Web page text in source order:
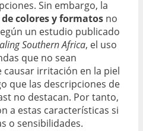
Sin embargo, la
colores y formatos no
un estudio publicado
Southern Africa, el uso
que no sean
causar irritación en la piel
que las descripciones de
no destacan. Por tanto,
a estas características si
o sensibilidades.